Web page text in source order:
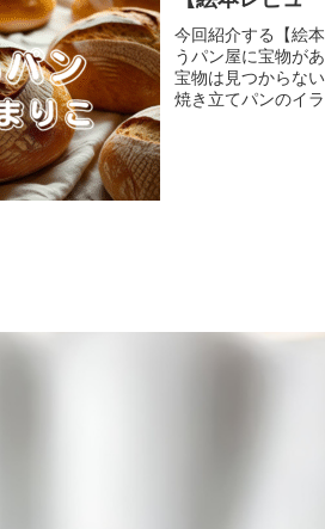
今回紹介する【絵
うパン屋に宝物が
宝物は見つからな
焼き立てパンのイ